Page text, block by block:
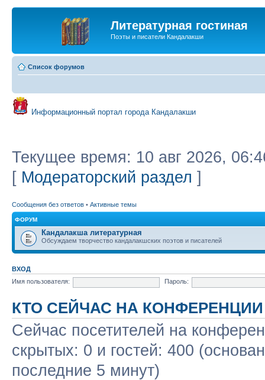
Литературная гостиная
Поэты и писатели Кандалакши
Список форумов
Информационный портал города Кандалакши
Текущее время: 10 авг 2026,
[ Модераторский раздел ]
Сообщения без ответов • Активные темы
ФОРУМ
Кандалакша литературная
Обсуждаем творчество кандалакшских поэтов и писателей
ВХОД
Имя пользователя:
Пароль:
КТО СЕЙЧАС НА КОНФЕРЕНЦИИ
Сейчас посетителей на
скрытых: 0 и гостей: 400
последние 5 минут)